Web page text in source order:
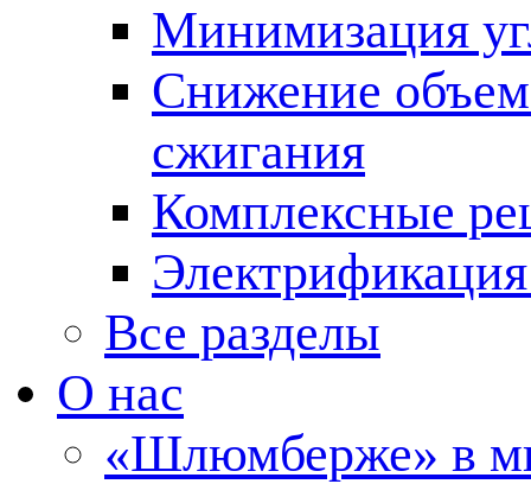
Минимизация
Снижение
сжигания
Комплексные
Все разделы
О нас
«Шлюмберже» в